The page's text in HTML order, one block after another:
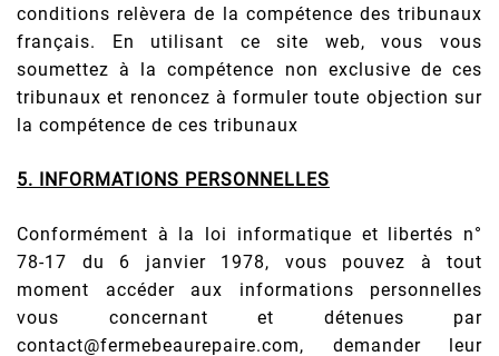
conditions relèvera de la compétence des tribunaux
français. En utilisant ce site web, vous vous
soumettez à la compétence non exclusive de ces
tribunaux et renoncez à formuler toute objection sur
la compétence de ces tribunaux
5. INFORMATIONS PERSONNELLES
Conformément à la loi informatique et libertés n°
78-17 du 6 janvier 1978, vous pouvez à tout
moment accéder aux informations personnelles
vous concernant et détenues par
contact@fermebeaurepaire.com, demander leur